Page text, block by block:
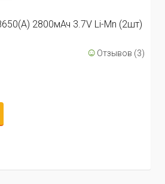
2800мАч 3.7V Li-Mn (2шт)
Отзывов (3)